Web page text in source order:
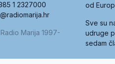
1 2327000
Marija 1997-
od
Sve su
udruge
sedam